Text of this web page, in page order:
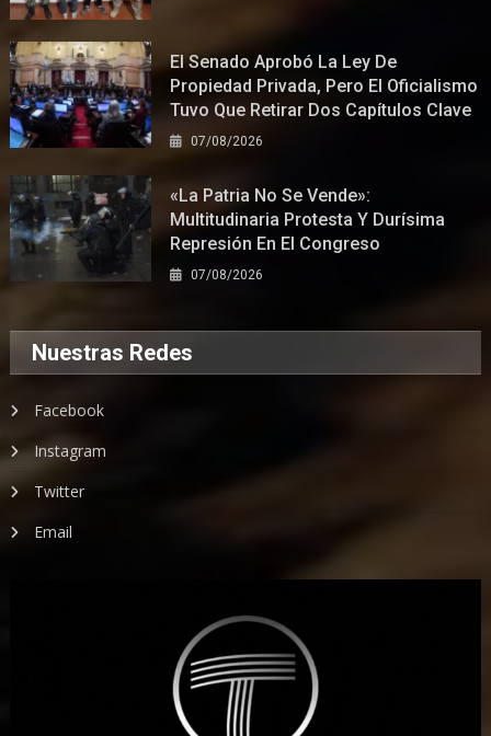
El Senado Aprobó La Ley De
Propiedad Privada, Pero El Oficialismo
Tuvo Que Retirar Dos Capítulos Clave
07/08/2026
«La Patria No Se Vende»:
Multitudinaria Protesta Y Durísima
Represión En El Congreso
07/08/2026
Nuestras Redes
Facebook
Instagram
Twitter
Email